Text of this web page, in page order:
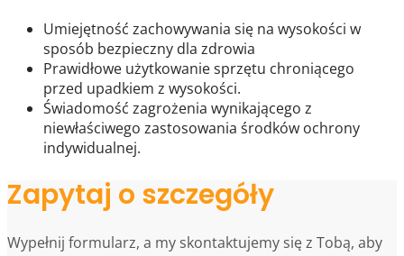
Umiejętność zachowywania się na wysokości w
sposób bezpieczny dla zdrowia
Prawidłowe użytkowanie sprzętu chroniącego
przed upadkiem z wysokości.
Świadomość zagrożenia wynikającego z
niewłaściwego zastosowania środków ochrony
indywidualnej.
Zapytaj o szczegóły
Wypełnij formularz, a my skontaktujemy się z Tobą, aby